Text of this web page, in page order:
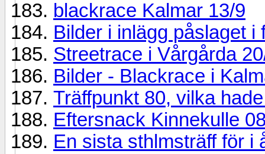
blackrace Kalmar 13/9
Bilder i inlägg påslaget
Streetrace i Vårgårda
Bilder - Blackrace i
Träffpunkt 80, vilka
Eftersnack Kinnekulle
En sista sthlmsträff för i